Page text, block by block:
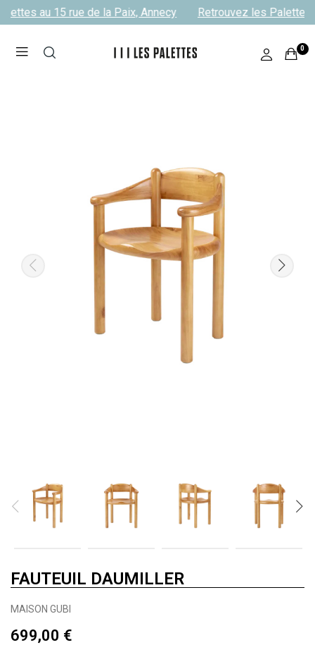
au 15 rue de la Paix, Annecy Retrouvez les Palettes
0
FAUTEUIL DAUMILLER
MAISON GUBI
699,00 €